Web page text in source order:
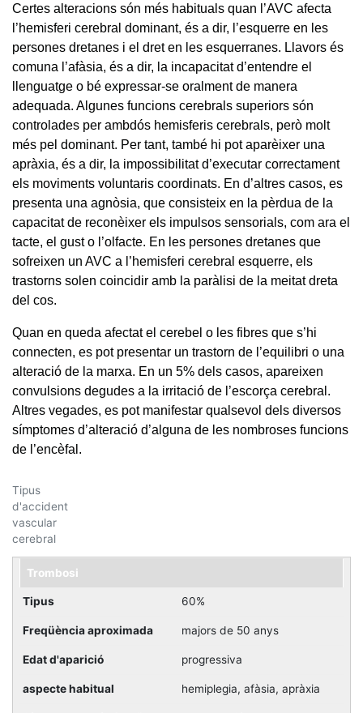
Certes alteracions són més habituals quan l’AVC afecta
l’hemisferi cerebral dominant, és a dir, l’esquerre en les
persones dretanes i el dret en les esquerranes. Llavors és
comuna l’afàsia, és a dir, la incapacitat d’entendre el
llenguatge o bé expressar-se oralment de manera
adequada. Algunes funcions cerebrals superiors són
controlades per ambdós hemisferis cerebrals, però molt
més pel dominant. Per tant, també hi pot aparèixer una
apràxia, és a dir, la impossibilitat d’executar correctament
els moviments voluntaris coordinats. En d’altres casos, es
presenta una agnòsia, que consisteix en la pèrdua de la
capacitat de reconèixer els impulsos sensorials, com ara el
tacte, el gust o l’olfacte. En les persones dretanes que
sofreixen un AVC a l’hemisferi cerebral esquerre, els
trastorns solen coincidir amb la paràlisi de la meitat dreta
del cos.
Quan en queda afectat el cerebel o les fibres que s’hi
connecten, es pot presentar un trastorn de l’equilibri o una
alteració de la marxa. En un 5% dels casos, apareixen
convulsions degudes a la irritació de l’escorça cerebral.
Altres vegades, es pot manifestar qualsevol dels diversos
símptomes d’alteració d’alguna de les nombroses funcions
de l’encèfal.
Tipus
d'accident
vascular
cerebral
Trombosi
60%
majors de 50 anys
progressiva
hemiplegia, afàsia, apràxia